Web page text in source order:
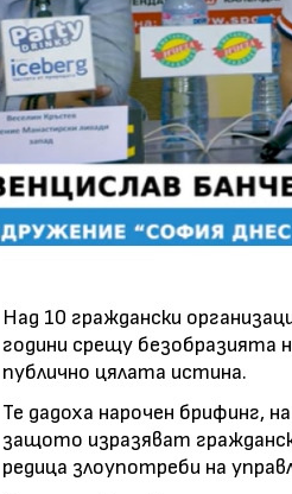
Над 10 граждански
години срещу безобразията
публично цялата истина.
Те дадоха нарочен брифинг,
защото изразяват
редица злоупотреби на